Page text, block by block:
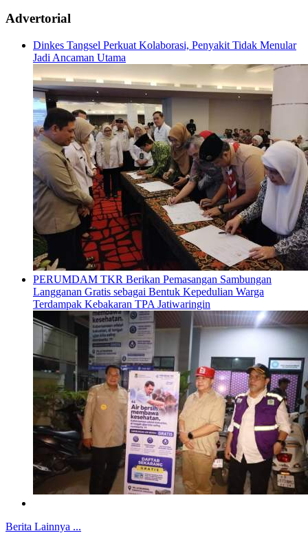
Advertorial
Dinkes Tangsel Perkuat Kolaborasi, Penyakit Tidak Menular
Jadi Ancaman Utama
PERUMDAM TKR Berikan Pemasangan Sambungan
Langganan Gratis sebagai Bentuk Kepedulian Warga
Terdampak Kebakaran TPA Jatiwaringin
Berita Lainnya ...